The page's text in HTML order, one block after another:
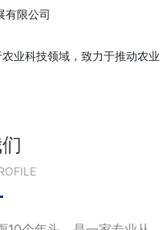
有限公司
业科技领域，致力于推动农业